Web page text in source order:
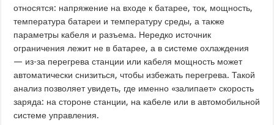
относятся: напряжение на входе к батарее, ток, мощность,
температура батареи и температуру среды, а также
параметры кабеля и разъема. Нередко источник
ограничения лежит не в батарее, а в системе охлаждения
— из-за перегрева станции или кабеля мощность может
автоматически снизиться, чтобы избежать перегрева. Такой
анализ позволяет увидеть, где именно «залипает» скорость
заряда: на стороне станции, на кабеле или в автомобильной
системе управления.